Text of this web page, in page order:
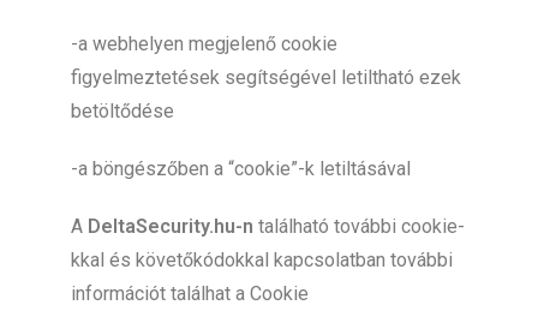
-a webhelyen megjelenő cookie
figyelmeztetések segítségével letiltható ezek
betöltődése
-a böngészőben a “cookie”-k letiltásával
A DeltaSecurity.hu-n található további cookie-
kkal és követőkódokkal kapcsolatban további
információt találhat a Cookie